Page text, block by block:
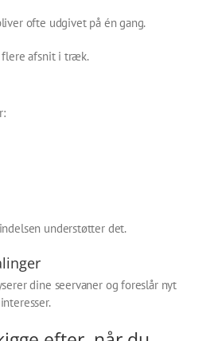
ofte udgivet på én gang.
flere afsnit i træk.
understøtter det.
dine seervaner og foreslår nyt